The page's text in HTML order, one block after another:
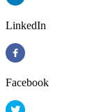
LinkedIn
Facebook